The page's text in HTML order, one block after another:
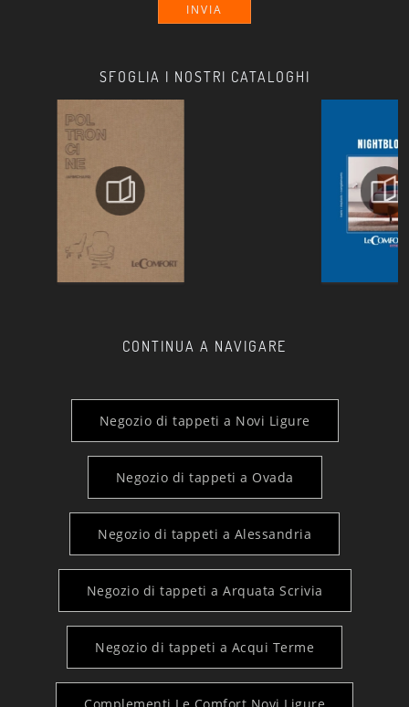
SFOGLIA I NOSTRI CATALOGHI
CONTINUA A NAVIGARE
Negozio di tappeti a Novi Ligure
Negozio di tappeti a Ovada
Negozio di tappeti a Alessandria
Negozio di tappeti a Arquata Scrivia
Negozio di tappeti a Acqui Terme
INVIA